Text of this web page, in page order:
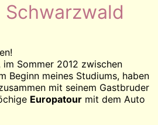
Sommer 2012 zwischen
Beginn meines Studiums, haben
mit seinem Gastbruder
Europatour mit dem Auto